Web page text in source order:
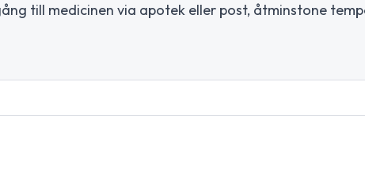
till medicinen via apotek eller post, åtminstone